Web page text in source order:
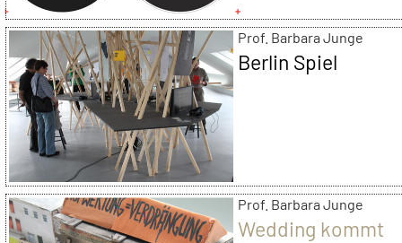
Prof. Barbara Junge
Berlin Spiel
Prof. Barbara Junge
Wedding kommt